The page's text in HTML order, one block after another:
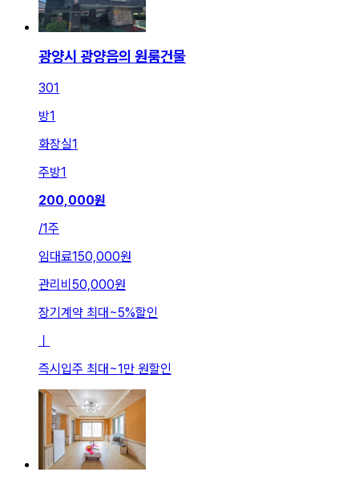
광양시 광양읍의 원룸건물
301
방1
화장실1
주방1
200,000원
/1주
임대료150,000원
관리비 50,000원
장기계약 최대 ~5%할인
즉시입주 최대 ~1만 원할인